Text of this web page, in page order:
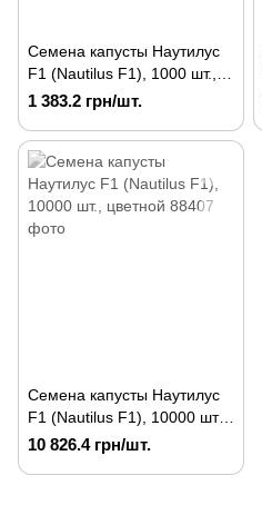
Семена капусты Наутилус
F1 (Nautilus F1), 1000 шт.,
цветной
1 383.2 грн/шт.
Семена капусты Наутилус
F1 (Nautilus F1), 10000 шт.,
цветной
10 826.4 грн/шт.